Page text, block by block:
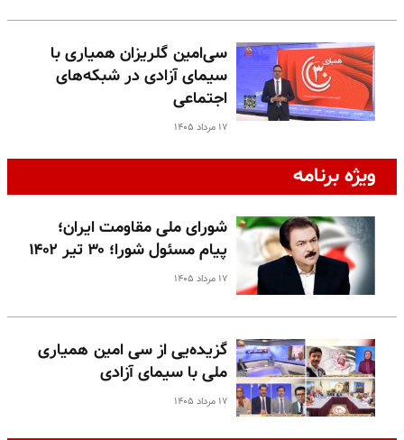
سی‌امین گلریزان همیاری با
سیمای آزادی در شبکه‌های
اجتماعی
۱۷ مرداد ۱۴۰۵
ویژه برنامه
شورای ملی مقاومت ایران؛
پیام مسئول شورا؛ ۳۰ تیر ۱۴۰۲
۱۷ مرداد ۱۴۰۵
گزیده‌یی از سی امین همیاری
ملی با سیمای آزادی
۱۷ مرداد ۱۴۰۵